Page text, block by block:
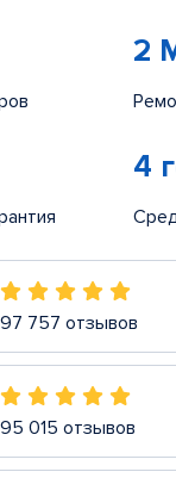
2
4
97 757 отзывов
95 015 отзывов